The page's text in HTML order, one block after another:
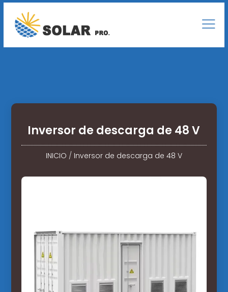
Inversor de descarga de 48 V
INICIO / Inversor de descarga de 48 V